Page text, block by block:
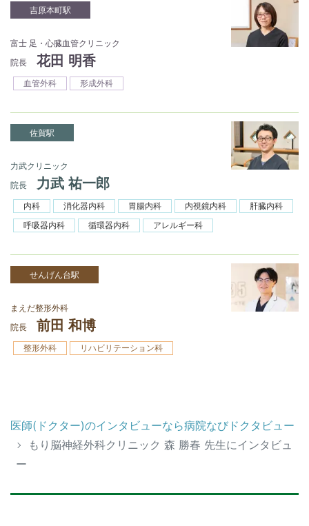
吉原本町駅
富士 足・心臓血管クリニック
院長
花田 明香
血管外科 形成外科
佐賀駅
力武クリニック
院長
力武 祐一郎
内科 消化器内科 胃腸内科 内視鏡内科
肝臓内科
呼吸器内科
循環器内科 アレルギー科
せんげん台駅
まえだ整形外科
院長
前田 和博
整形外科 リハビリテーション科
医師(ドクター)のインタビューなら病院なびドクタビュー
もり脳神経外科クリニック 森 勝春 先生にインタビュ
ー